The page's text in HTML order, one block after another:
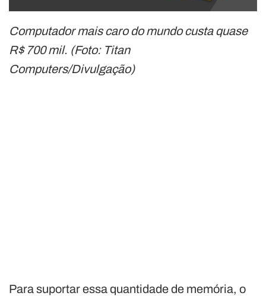
Computador mais caro do mundo custa quase
R$ 700 mil. (Foto: Titan
Computers/Divulgação)
Para suportar essa quantidade de memória, o